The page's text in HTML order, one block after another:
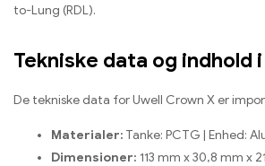
to-Lung (RDL).
Tekniske data og indhold
De tekniske data for Uwell Crown X er
Materialer: Tanke: PCTG | Enhed:
Dimensioner: 113 mm x 30,8 mm x